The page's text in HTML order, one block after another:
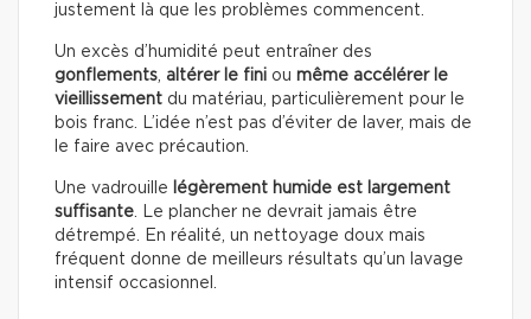
justement là que les problèmes commencent.
Un excès d’humidité peut entraîner des
gonflements altérer le fini ou même accélérer le
vieillissement du matériau, particulièrement pour le
bois franc. L’idée n’est pas d’éviter de laver, mais de
le faire avec précaution.
Une vadrouille
légèrement humide est largement
suffisante . Le plancher ne devrait jamais être
détrempé. En réalité, un nettoyage doux mais
fréquent donne de meilleurs résultats qu’un lavage
intensif occasionnel.